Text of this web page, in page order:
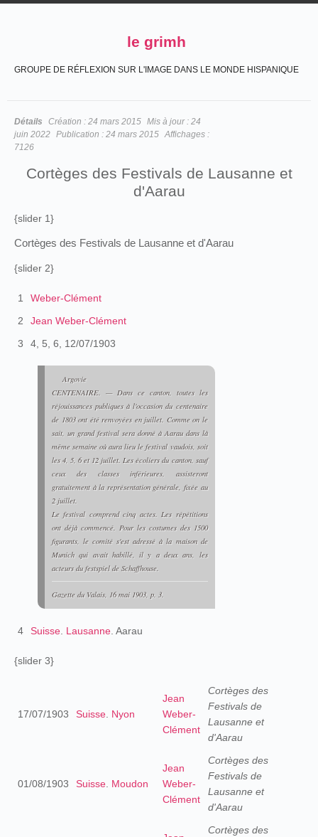
le grimh
GROUPE DE RÉFLEXION SUR L'IMAGE DANS LE MONDE HISPANIQUE
Détails Création : 24 mars 2015 Mis à jour : 24
juin 2022 Publication : 24 mars 2015 Affichages :
7126
Cortèges des Festivals de Lausanne et
d'Aarau
{slider 1}
Cortèges des Festivals de Lausanne et d'Aarau
{slider 2}
1
Weber-Clément
2
Jean Weber-Clément
3
4, 5, 6, 12/07/1903
Argovie
CENTENAIRE. — Dans ce canton, toutes les
réjouissances publiques à l'occasion du centenaire
de 1803 ont été renvoyées en juillet. Comme on le
sait, un grand festival sera donné à Aarau dans là
même semaine où aura lieu le festival vaudois, soit
les 4, 5, 6 et 12 juillet. Les écoliers du canton, sauf
ceux des classes inférieures, assisteront
gratuitement à la représentation générale, fixée au
2 juillet.
Le festival comprend cinq actes. Les répétitions
ont déjà commencé. Pour les costumes des 1500
figurants, le comité s'est adressé à la maison de
Munich qui avait habillé, il y a deux ans, les
acteurs du festspiel de Schaffhouse.
Gazette du Valais, 16 mai 1903, p. 3.
4 Suisse Lausanne . Aarau
{slider 3}
17/07/1903 Suisse Nyon
Jean
Weber-
Clément
Cortèges des
Festivals de
Lausanne et
d'Aarau
01/08/1903 Suisse Moudon
Jean
Weber-
Clément
Cortèges des
Festivals de
Lausanne et
d'Aarau
Cortèges des